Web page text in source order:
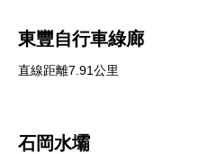
東豐自行車綠廊
直線距離7.91公里
石岡水壩